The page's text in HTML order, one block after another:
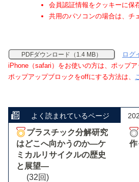
会員認証情報をクッキーに保
共用のパソコンの場合は、チ
PDFダウンロード（1.4 MB）
ログ
iPhone（safari）をお使いの方は、ポップ
ポップアップブロックをoffにする方法は、
よく読まれているページ
プラスチック分解研究
はどこへ向かうのか―ケ
ミカルリサイクルの歴史
と展望―
(32回)
作